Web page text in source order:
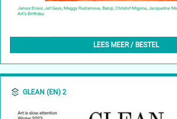
GLEAN (NL) 3, FEBRUARI 2024
LEES MEER / BESTEL
GLEAN (EN) 2